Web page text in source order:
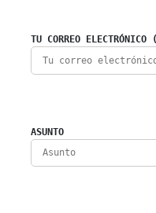
TU CORREO ELECTRÓNICO
ASUNTO